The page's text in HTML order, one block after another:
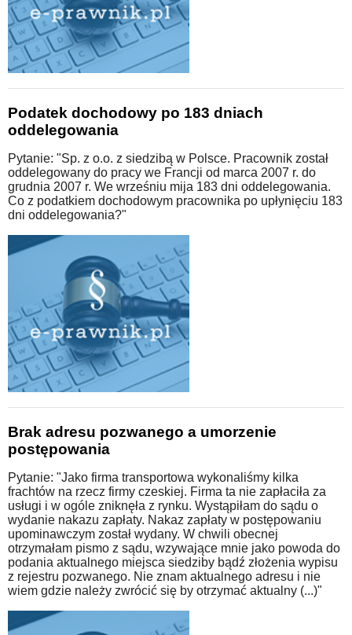
Podatek dochodowy po 183 dniach
oddelegowania
Pytanie: "Sp. z o.o. z siedzibą w Polsce. Pracownik został
oddelegowany do pracy we Francji od marca 2007 r. do
grudnia 2007 r. We wrześniu mija 183 dni oddelegowania.
Co z podatkiem dochodowym pracownika po upłynięciu 183
dni oddelegowania?"
Brak adresu pozwanego a umorzenie
postępowania
Pytanie: "Jako firma transportowa wykonaliśmy kilka
frachtów na rzecz firmy czeskiej. Firma ta nie zapłaciła za
usługi i w ogóle zniknęła z rynku. Wystąpiłam do sądu o
wydanie nakazu zapłaty. Nakaz zapłaty w postępowaniu
upominawczym został wydany. W chwili obecnej
otrzymałam pismo z sądu, wzywające mnie jako powoda do
podania aktualnego miejsca siedziby bądź złożenia wypisu
z rejestru pozwanego. Nie znam aktualnego adresu i nie
wiem gdzie należy zwrócić się by otrzymać aktualny (...)"